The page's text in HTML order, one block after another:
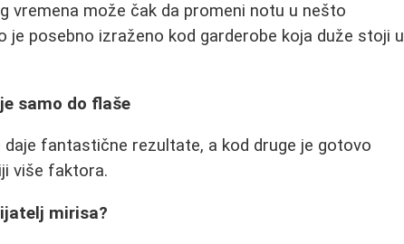
vremena može čak da promeni notu u nešto
je posebno izraženo kod garderobe koja duže stoji u
samo do flaše
fantastične rezultate, a kod druge je gotovo
više faktora.
mirisa?